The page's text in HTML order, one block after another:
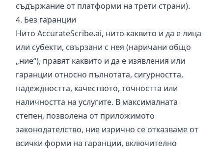
съдържание от платформи на трети страни).
4. Без гаранции
Нито AccurateScribe.ai, нито каквито и да е лица
или субекти, свързани с нея (наричани общо
„ние“), правят каквито и да е изявления или
гаранции относно пълнотата, сигурността,
надеждността, качеството, точността или
наличността на услугите. В максималната
степен, позволена от приложимото
законодателство, ние изрично се отказваме от
всички форми на гаранции, включително